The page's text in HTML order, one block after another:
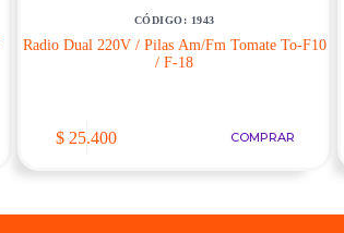
CÓDIGO: 1943
Radio Dual 220V / Pilas Am/Fm Tomate To-F10
/ F-18
$ 25.400 COMPRAR